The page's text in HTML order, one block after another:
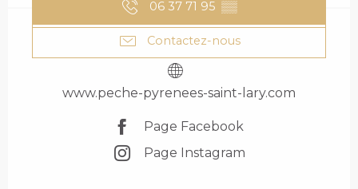
06 37 71 95 ▒▒
Contactez-nous
www.peche-pyrenees-saint-lary.com
Page Facebook
Page Instagram